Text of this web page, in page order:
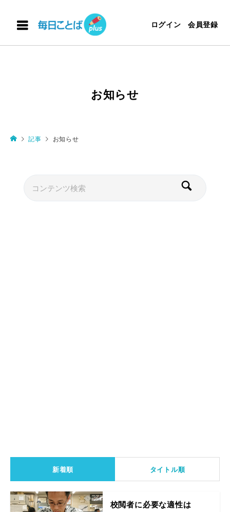
ログイン 会員登録
お知らせ
記事 お知らせ
新着順 タイトル順
校閲者に必要な適性は